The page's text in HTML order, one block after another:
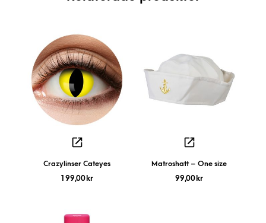
Crazylinser Cateyes
199,00 kr
Matroshatt – One size
99,00 kr